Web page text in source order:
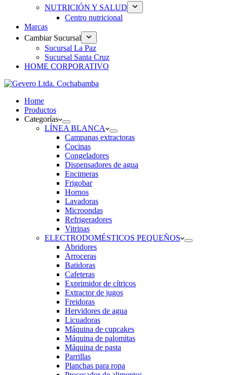
NUTRICIÓN Y SALUD
Centro nutricional
Marcas
Cambiar Sucursal
Sucursal La Paz
Sucursal Santa Cruz
HOME CORPORATIVO
Home
Productos
Categorías
LÍNEA BLANCA
Campanas extractoras
Cocinas
Congeladores
Dispensadores de agua
Encimeras
Frigobar
Hornos
Lavadoras
Microondas
Refrigeradores
Vitrinas
ELECTRODOMÉSTICOS PEQUEÑOS
Abridores
Arroceras
Batidoras
Cafeteras
Exprimidor de cítricos
Extractor de jugos
Freidoras
Hervidores de agua
Licuadoras
Máquina de cupcakes
Máquina de palomitas
Máquina de pasta
Parrillas
Planchas para ropa